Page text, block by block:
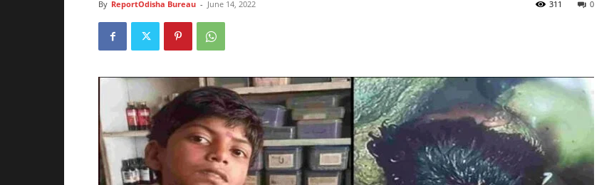
By ReportOdisha Bureau - June 14, 2022 0
311